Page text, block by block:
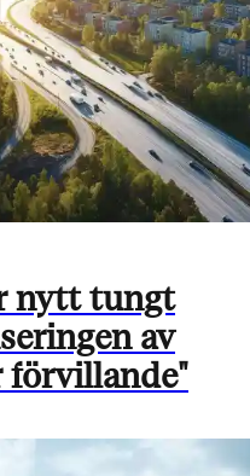
nytt tungt
av
förvillande"